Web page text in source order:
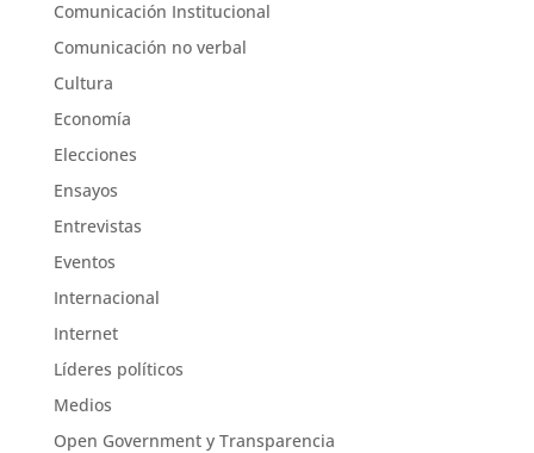
Comunicación Institucional
Comunicación no verbal
Cultura
Economía
Elecciones
Ensayos
Entrevistas
Eventos
Internacional
Internet
Líderes políticos
Medios
Open Government y Transparencia